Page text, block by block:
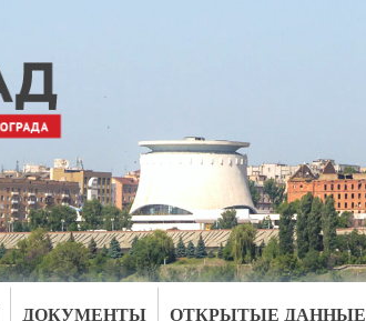
ДОКУМЕНТЫ ОТКРЫТЫЕ ДАННЫЕ